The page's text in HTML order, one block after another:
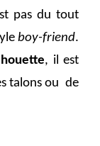
pas du tout
boy-friend.
, il est
talons ou de